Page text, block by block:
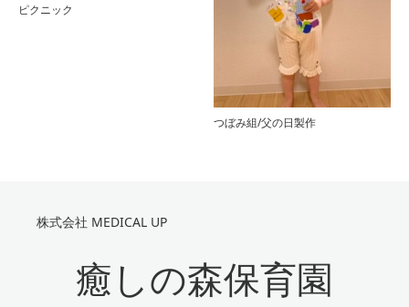
ピクニック
つぼみ組/父の日製作
株式会社 MEDICAL UP
癒しの森保育園